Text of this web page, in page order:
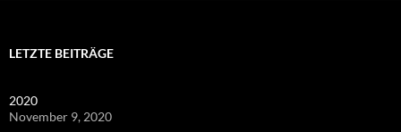
LETZTE BEITRÄGE
2020
November 9, 2020